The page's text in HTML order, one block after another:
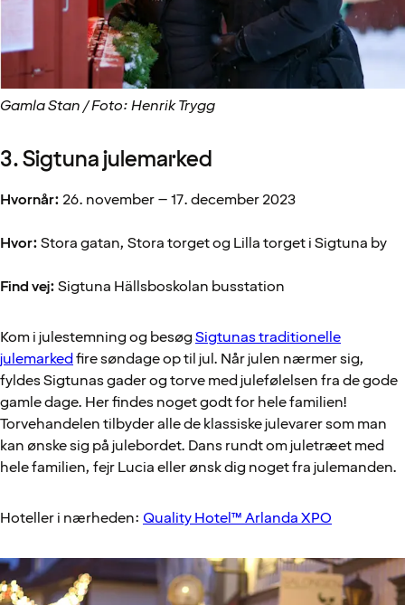
Gamla Stan / Foto: Henrik Trygg
3. Sigtuna julemarked
Hvornår: 26. november – 17. december 2023
Hvor:Stora gatan, Stora torget og Lilla torget i Sigtuna by
Find vej:Sigtuna Hällsboskolan busstation
Kom i julestemning og besøgSigtunas traditionelle
julemarkedfire søndage op til jul. Når julen nærmer sig,
fyldes Sigtunas gader og torve med julefølelsen fra de gode
gamle dage. Her findes noget godt for hele familien!
Torvehandelen tilbyder alle de klassiske julevarer som man
kan ønske sig på julebordet. Dans rundt om juletræet med
hele familien, fejr Lucia eller ønsk dig noget fra julemanden.
Hoteller i nærheden: Quality Hotel™ Arlanda XPO